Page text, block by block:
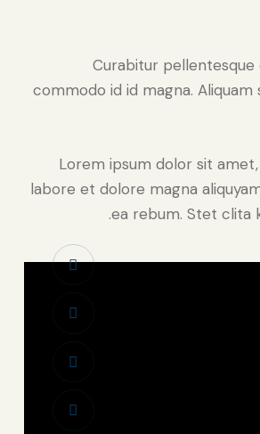
Curabitur pellentesque
commodo id id magna.
Lorem ipsum dolor sit
labore et dolore magna
ea rebum. Stet clita